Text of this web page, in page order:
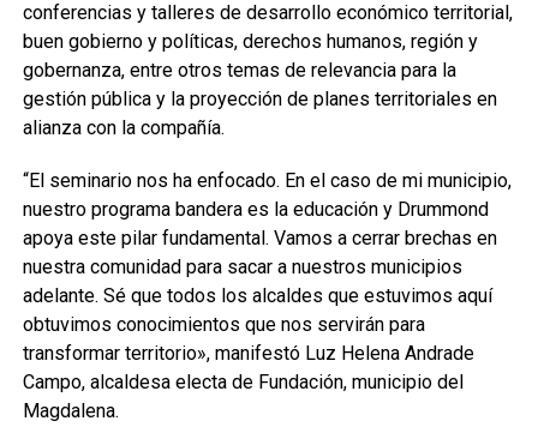
conferencias y talleres de desarrollo económico territorial,
buen gobierno y políticas, derechos humanos, región y
gobernanza, entre otros temas de relevancia para la
gestión pública y la proyección de planes territoriales en
alianza con la compañía.
“El seminario nos ha enfocado. En el caso de mi municipio,
nuestro programa bandera es la educación y Drummond
apoya este pilar fundamental. Vamos a cerrar brechas en
nuestra comunidad para sacar a nuestros municipios
adelante. Sé que todos los alcaldes que estuvimos aquí
obtuvimos conocimientos que nos servirán para
transformar territorio», manifestó Luz Helena Andrade
Campo, alcaldesa electa de Fundación, municipio del
Magdalena.